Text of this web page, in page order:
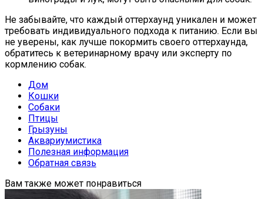
Не забывайте, что каждый оттерхаунд уникален и может
требовать индивидуального подхода к питанию. Если вы
не уверены, как лучше покормить своего оттерхаунда,
обратитесь к ветеринарному врачу или эксперту по
кормлению собак.
Дом
Кошки
Собаки
Птицы
Грызуны
Аквариумистика
Полезная информация
Обратная связь
Вам также может понравиться